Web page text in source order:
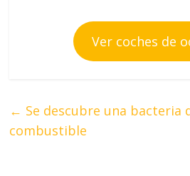
Ver coches de
← Se descubre una bacteria
combustible